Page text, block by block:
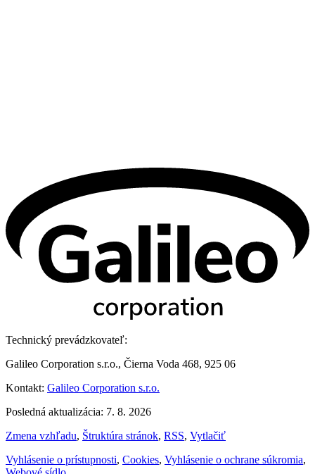
Technický prevádzkovateľ:
Galileo Corporation s.r.o., Čierna Voda 468, 925 06
Kontakt: Galileo Corporation s.r.o.
Posledná aktualizácia: 7. 8. 2026
Zmena vzhľadu, Štruktúra stránok, RSS, Vytlačiť
Vyhlásenie o prístupnosti, Cookies, Vyhlásenie o ochrane súkromia,